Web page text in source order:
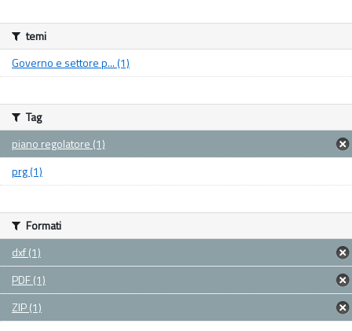
temi
Governo e settore p... (1)
Tag
piano regolatore (1)
prg (1)
Formati
dxf (1)
PDF (1)
ZIP (1)